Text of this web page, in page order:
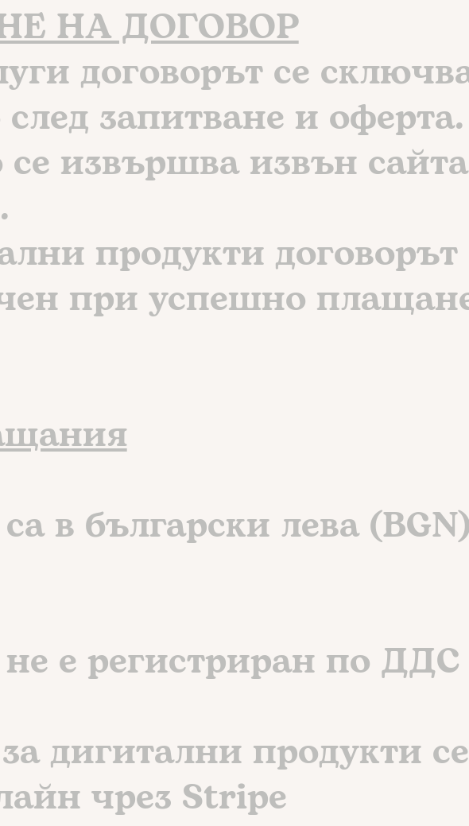
НА ДОГОВОР
договорът се
запитване и оферта.
извършва извън
продукти договорът
при успешно
в български лева
е регистриран по ДДС
дигитални продукти се
чрез Stripe